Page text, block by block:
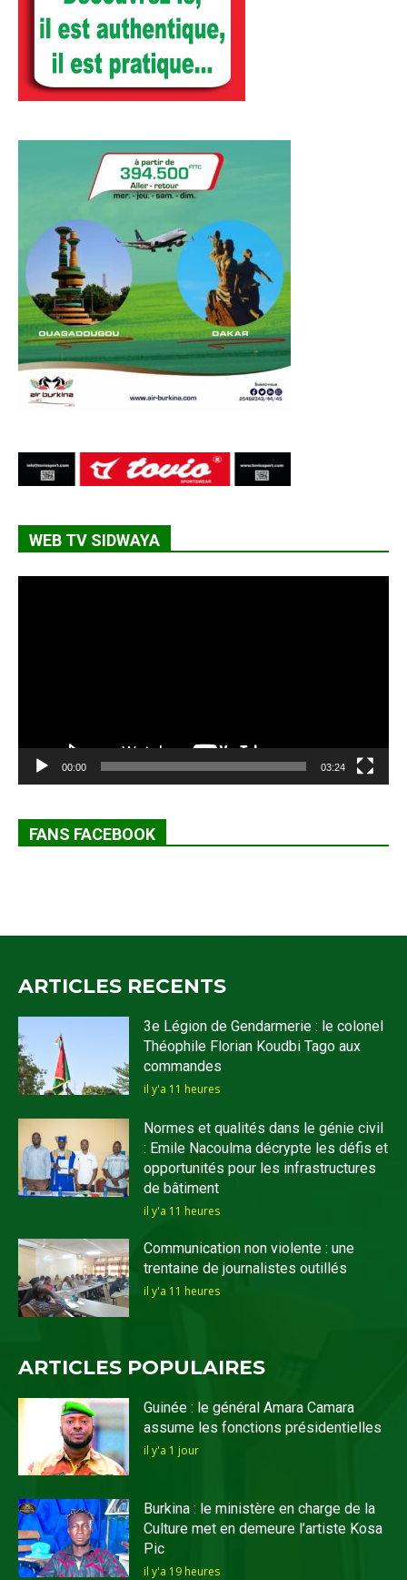
WEB TV SIDWAYA
00:00 03:24
FANS FACEBOOK
ARTICLES RECENTS
3e Légion de Gendarmerie : le colonel
Théophile Florian Koudbi Tago aux
commandes
il y'a 11 heures
Normes et qualités dans le génie civil
: Emile Nacoulma décrypte les défis et
opportunités pour les infrastructures
de bâtiment
il y'a 11 heures
Communication non violente : une
trentaine de journalistes outillés
il y'a 11 heures
ARTICLES POPULAIRES
Guinée : le général Amara Camara
assume les fonctions présidentielles
il y'a 1 jour
Burkina : le ministère en charge de la
Culture met en demeure l’artiste Kosa
Pic
il y'a 19 heures